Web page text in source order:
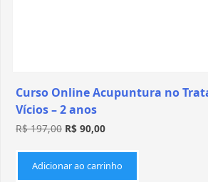
Curso Online Acupuntura no
Vícios – 2 anos
R$197,00 R$ 90,00
Adicionar ao carrinho